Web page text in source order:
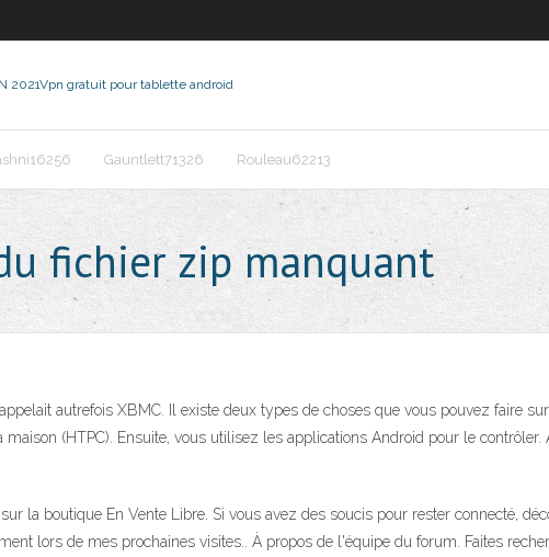
2021Vpn gratuit pour tablette android
Gauntlett71326 Rouleau62213
fichier zip manquant
autrefois XBMC. Il existe deux types de choses que vous pouvez faire
(HTPC). Ensuite, vous utilisez les applications Android pour le contrôler.
la boutique En Vente Libre. Si vous avez des soucis pour rester connecté,
lors de mes prochaines visites.. À propos de l'équipe du forum. Faites